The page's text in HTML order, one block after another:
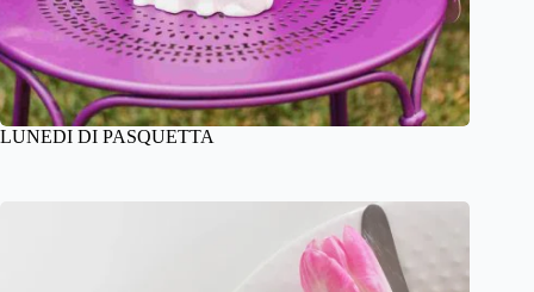
LUNEDI DI PASQUETTA